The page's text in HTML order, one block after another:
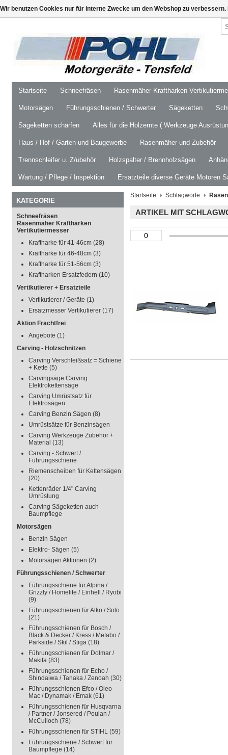
Startseite Schneefräsen Rasenmäher Kraftharken
Motorsägen Führungsschienen / Schwerter Sägeketten
Sägeketten schärfen Alles für die Holzernte ( Werkzeuge
Haus / Hof / Garten und Baugewerbe Rasenmäher und Zubehör
Trennschleifer u. Z/ubehör Holzspalter / Brennholzsägen
Wartung / Pflege / Inspektion Ersatzteile diverse Geräte Motoren
KATEGORIE
Schneefräsen
Rasenmäher Kraftharken
Vertikutiermesser
Kraftharke für 41-46cm (28)
Kraftharke für 46-48cm (3)
Kraftharke für 51-56cm (3)
Kraftharken Ersatzfedern (10)
Vertikutierer + Ersatzteile
Vertikutierer / Geräte (1)
Ersatzmesser Vertikutierer (17)
Aktion Frachtfrei
Angebote (1)
Carving - Holzschnitzen
Carving Verschleißsatz = Schiene
+ Kette (5)
Carvingsäge Carving
Elektrokettensäge
Carving Umrüstsatz für
Elektrosägen
Carving Benzin Sägen (8)
Umrüstsätze für Benzinsägen
Carving Werkzeuge Zubehör +
Material (13)
Carving - Schwert /
Führungsschiene
Riemenscheiben für Kettensägen
(20)
Kettenräder 1/4" Carving
Umrüstung
Carving Sägeketten auch
Baumpflege
Motorsägen
Benzin Sägen
Elektro- Sägen (5)
Motorsägen Aktionen (2)
Führungsschienen / Schwerter
Führungsschiene für Alpina /
Grizzly / Homelite / Einhell / Ryobi
(9)
Führungsschienen für Alko / Solo
(21)
Führungsschienen für Bosch /
Black & Decker / Kress / Metabo /
Parkside / Skil / Stiga (18)
Führungsschienen für Dolmar /
Makita (83)
Führungsschienen für Echo /
Shindaiwa / Tanaka / Zenoah (30)
Führungsschienen Efco / Oleo-
Mac / Dynamak / Emak (61)
Führungsschienen für Husqvarna
/ Partner / Jonsered / Poulan /
McCulloch (78)
Führungsschienen für STIHL (59)
Führungsschiene / Schwert für
Baumpflege (14)
Startseite Schlagworte
ARTIKEL MIT
Wir benutzen Cookies nur für interne Zwecke um den Webshop zu